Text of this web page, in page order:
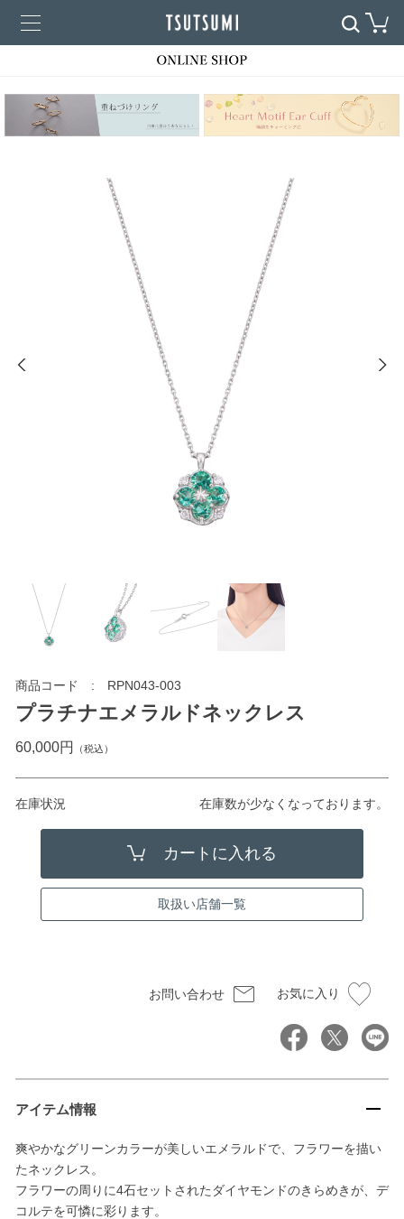
商品コード RPN043-003
プラチナエメラルドネックレス
60,000円 （税込）
在庫状況 在庫数が少なくなっております。
取扱い店舗一覧
お問い合わせ お気に入り
アイテム情報
爽やかなグリーンカラーが美しいエメラルドで、フラワーを描い
たネックレス。
フラワーの周りに4石セットされたダイヤモンドのきらめきが、デ
コルテを可憐に彩ります。